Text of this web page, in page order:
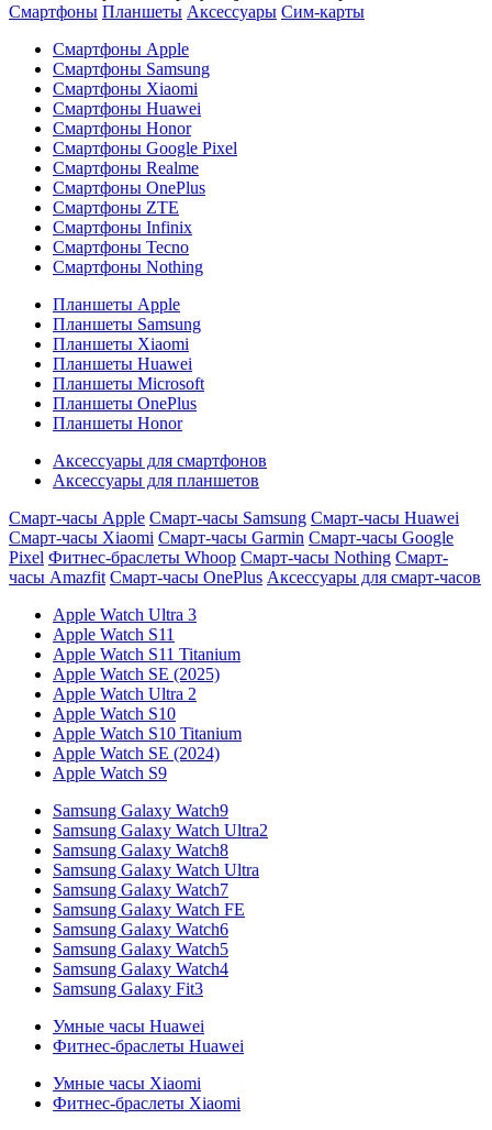
Смартфоны Планшеты Аксессуары Сим-карты
Смартфоны Apple
Смартфоны Samsung
Смартфоны Xiaomi
Смартфоны Huawei
Смартфоны Honor
Смартфоны Google Pixel
Смартфоны Realme
Смартфоны OnePlus
Смартфоны ZTE
Смартфоны Infinix
Смартфоны Tecno
Смартфоны Nothing
Планшеты Apple
Планшеты Samsung
Планшеты Xiaomi
Планшеты Huawei
Планшеты Microsoft
Планшеты OnePlus
Планшеты Honor
Аксессуары для смартфонов
Аксессуары для планшетов
Смарт-часы Apple Смарт-часы Samsung Смарт-часы Huawei
Смарт-часы Xiaomi Смарт-часы Garmin Смарт-часы Google
Pixel Фитнес-браслеты Whoop Смарт-часы Nothing Смарт-
часы Amazfit Смарт-часы OnePlus Аксессуары для смарт-часов
Apple Watch Ultra 3
Apple Watch S11
Apple Watch S11 Titanium
Apple Watch SE (2025)
Apple Watch Ultra 2
Apple Watch S10
Apple Watch S10 Titanium
Apple Watch SE (2024)
Apple Watch S9
Samsung Galaxy Watch9
Samsung Galaxy Watch Ultra2
Samsung Galaxy Watch8
Samsung Galaxy Watch Ultra
Samsung Galaxy Watch7
Samsung Galaxy Watch FE
Samsung Galaxy Watch6
Samsung Galaxy Watch5
Samsung Galaxy Watch4
Samsung Galaxy Fit3
Умные часы Huawei
Фитнес-браслеты Huawei
Умные часы Xiaomi
Фитнес-браслеты Xiaomi